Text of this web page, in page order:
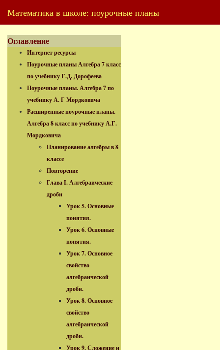
Математика в школе: поурочные планы
Оглавление
Интернет ресурсы
Поурочные планы Алгебра 7 класс
по учебнику Г.Д. Дорофеева
Поурочные планы. Алгебра 7 по
учебнику А. Г Мордковича
Расширенные поурочные планы.
Алгебра 8 класс по учебнику А.Г.
Мордковича
Планирование алгебры в 8
классе
Повторение
Глава I. Алгебраические
дроби
Урок 5. Основные
понятия.
Урок 6. Основные
понятия.
Урок 7. Основное
свойство
алгебраической
дроби.
Урок 8. Основное
свойство
алгебраической
дроби.
Урок 9. Сложение и